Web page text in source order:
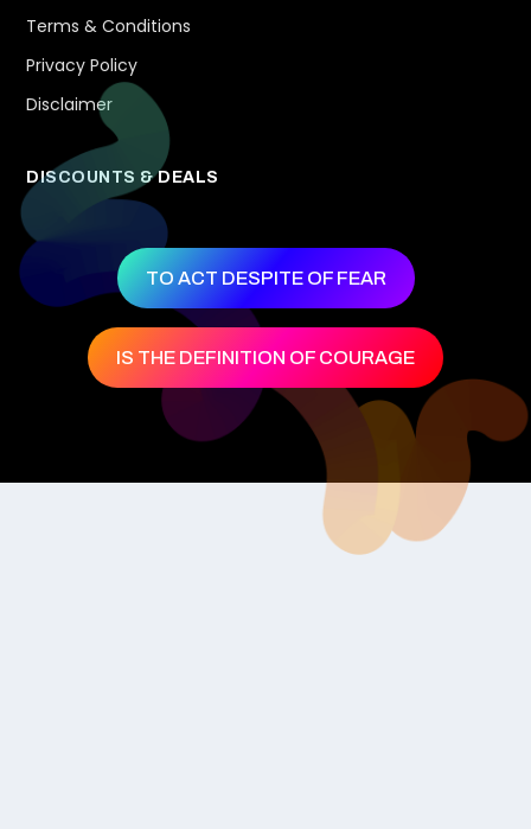
Terms & Conditions
Privacy Policy
Disclaimer
DISCOUNTS & DEALS
TO ACT DESPITE OF FEAR
IS THE DEFINITION OF COURAGE